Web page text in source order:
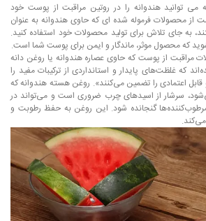
می توانید هندوانه را در روتین مراقبت از پوست خود
از محصولات فرموله شده ای که حاوی هندوانه به عنوان
به جای تلاش برای تولید محصولات خود استفاده کنید.
که محصول موثر، ماندگار و ایمن برای پوست شما است.
مراقبت از پوست که حاوی عصاره هندوانه یا روغن دانه
که غلظت‌های پایدار و استانداردی از ترکیبات مفید را
قابل اعتمادی را تضمین می‌کنند». روغن هسته هندوانه که
سرشار از اسیدهای چرب ضروری است و می‌تواند در
گنجانده شود. این روغن به حفظ رطوبت و